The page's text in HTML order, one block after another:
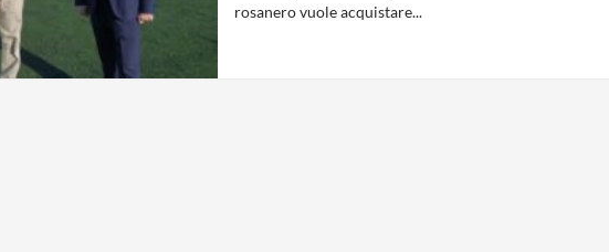
rosanero vuole acquistare...